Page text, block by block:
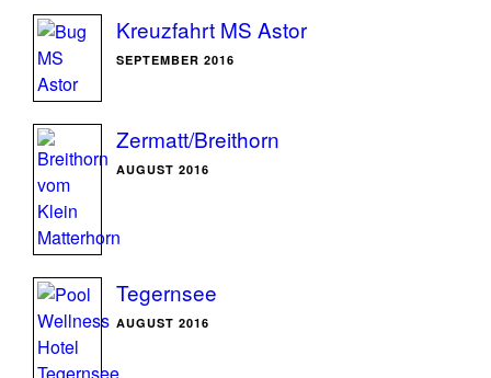
Kreuzfahrt MS Astor
SEPTEMBER 2016
Zermatt/Breithorn
AUGUST 2016
Tegernsee
AUGUST 2016